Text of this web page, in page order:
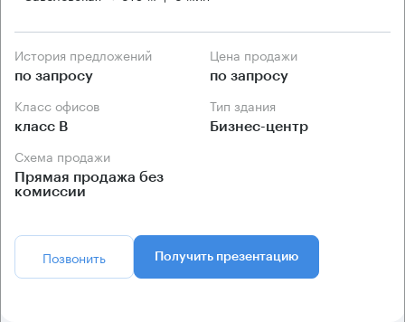
История предложений
по запросу
Цена продажи
по запросу
Класс офисов
класс B
Тип здания
Бизнес-центр
Схема продажи
Прямая продажа без
комиссии
Позвонить Получить презентацию